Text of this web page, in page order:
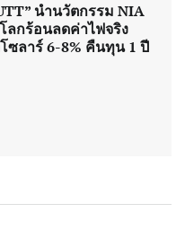
นำนวัตกรรม NIA
ลกร้อนลดค่าไฟจริง
ซลาร์ 6-8% คืนทุน 1 ปี